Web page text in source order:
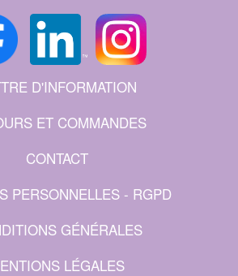
D'INFORMATION
ET COMMANDES
CONTACT
PERSONNELLES - RGPD
GÉNÉRALES
LÉGALES